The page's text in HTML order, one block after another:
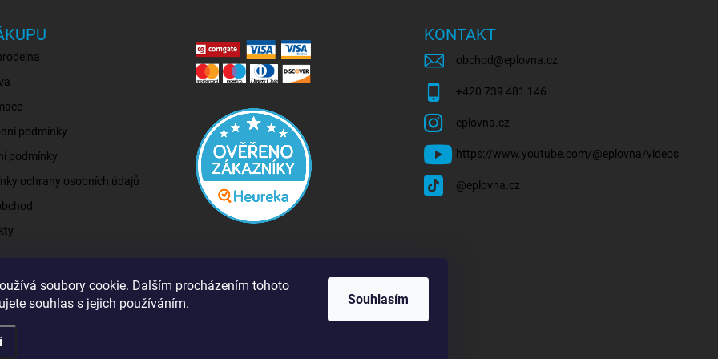
soubory cookie. Dalším procházením tohoto
souhlas s jejich používáním.
Souhlasím
podmínky
podmínky
ochrany osobních údajů
KONTAKT
obchod @eplovna.cz
+420 739 481 146
eplovna.cz
https://www.youtube.com/@eplovna/videos
@eplovna.cz